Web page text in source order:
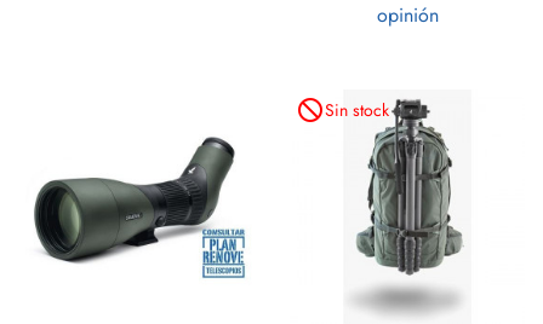
opinión
not_interestedSin stock